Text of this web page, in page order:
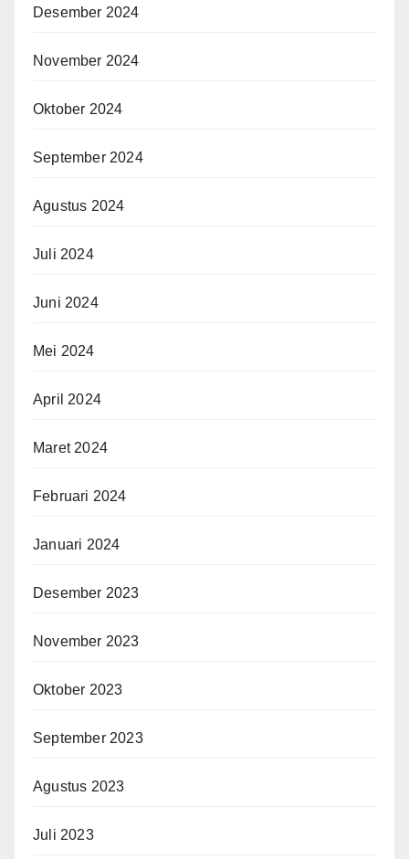
Desember 2024
November 2024
Oktober 2024
September 2024
Agustus 2024
Juli 2024
Juni 2024
Mei 2024
April 2024
Maret 2024
Februari 2024
Januari 2024
Desember 2023
November 2023
Oktober 2023
September 2023
Agustus 2023
Juli 2023